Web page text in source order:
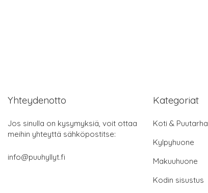
Yhteydenotto
Jos sinulla on kysymyksiä, voit ottaa
meihin yhteyttä sähköpostitse:
info@puuhyllyt.fi
Kategoriat
Koti & Puutarha
Kylpyhuone
Makuuhuone
Kodin sisustus